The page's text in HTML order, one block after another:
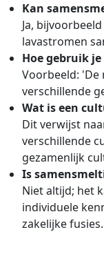
Kan
Ja,
lavastromen
Hoe gebruik
Voorbeeld: 'De
verschillende
Wat is een
Dit verwijst
verschillende
gezamenlijk
Is
Niet altijd; het
individuele
zakelijke fusies.